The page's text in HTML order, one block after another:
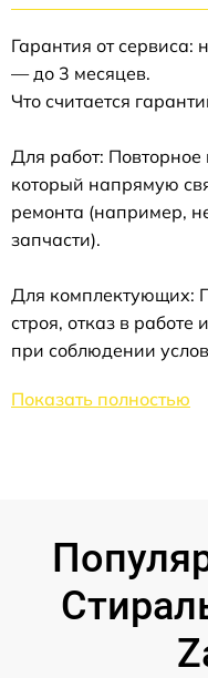
Гарантия от сервиса:
— до 3 месяцев.
Что считается
Для работ: Повторное
который напрямую
ремонта (например,
запчасти).
Для комплектующих:
строя, отказ в
при соблюдении
Показать полностью